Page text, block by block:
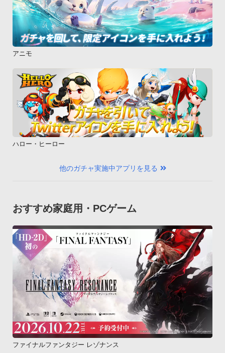
アニモ
ハロー・ヒーロー
他のガチャ実施中アプリを見る
おすすめ家庭用・PCゲーム
ファイナルファンタジー レゾナンス